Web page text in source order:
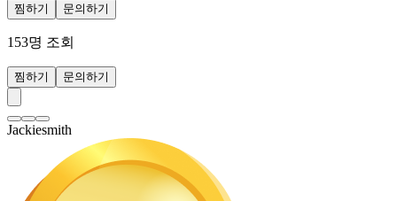
찜하기 문의하기
153명 조회
찜하기 문의하기
Jackiesmith